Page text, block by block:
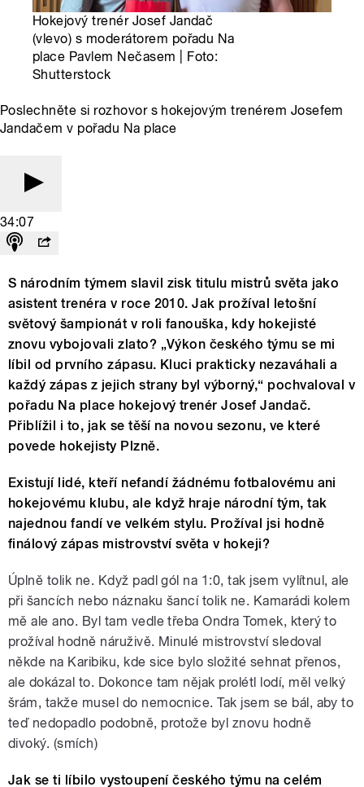
Hokejový trenér Josef Jandač
(vlevo) s moderátorem pořadu Na
place Pavlem Nečasem | Foto:
Shutterstock
Poslechněte si rozhovor s hokejovým trenérem Josefem
Jandačem v pořadu Na place
34:07
S národním týmem slavil zisk titulu mistrů světa jako
asistent trenéra v roce 2010. Jak prožíval letošní
světový šampionát v roli fanouška, kdy hokejisté
znovu vybojovali zlato? „Výkon českého týmu se mi
líbil od prvního zápasu. Kluci prakticky nezaváhali a
každý zápas z jejich strany byl výborný,“ pochvaloval v
pořadu Na place hokejový trenér Josef Jandač.
Přiblížil i to, jak se těší na novou sezonu, ve které
povede hokejisty Plzně.
Existují lidé, kteří nefandí žádnému fotbalovému ani
hokejovému klubu, ale když hraje národní tým, tak
najednou fandí ve velkém stylu. Prožíval jsi hodně
finálový zápas mistrovství světa v hokeji?
Úplně tolik ne. Když padl gól na 1:0, tak jsem vylítnul, ale
při šancích nebo náznaku šancí tolik ne. Kamarádi kolem
mě ale ano. Byl tam vedle třeba Ondra Tomek, který to
prožíval hodně náruživě. Minulé mistrovství sledoval
někde na Karibiku, kde sice bylo složité sehnat přenos,
ale dokázal to. Dokonce tam nějak prolétl lodí, měl velký
šrám, takže musel do nemocnice. Tak jsem se bál, aby to
teď nedopadlo podobně, protože byl znovu hodně
divoký. (smích)
Jak se ti líbilo vystoupení českého týmu na celém